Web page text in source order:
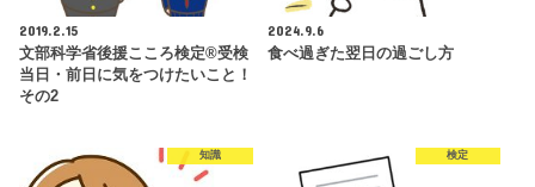
2019.2.15
文部科学省後援こころ検定®受検
当日・前日に気をつけたいこと！
その2
2024.9.6
食べ過ぎた翌日の過ごし方
知識 検定